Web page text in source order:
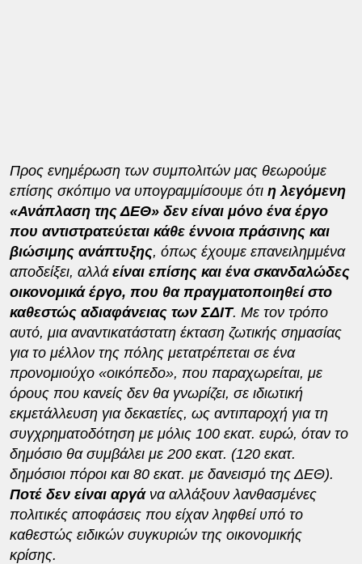
Προς ενημέρωση των συμπολιτών μας θεωρούμε
επίσης σκόπιμο να υπογραμμίσουμε ότι η λεγόμενη
«Ανάπλαση της ΔΕΘ» δεν είναι μόνο ένα έργο
που αντιστρατεύεται κάθε έννοια πράσινης και
βιώσιμης ανάπτυξης, όπως έχουμε επανειλημμένα
αποδείξει, αλλά είναι επίσης και ένα σκανδαλώδες
οικονομικά έργο, που θα πραγματοποιηθεί στο
καθεστώς αδιαφάνειας των ΣΔΙΤ. Με τον τρόπο
αυτό, μια αναντικατάστατη έκταση ζωτικής σημασίας
για το μέλλον της πόλης μετατρέπεται σε ένα
προνομιούχο «οικόπεδο», που παραχωρείται, με
όρους που κανείς δεν θα γνωρίζει, σε ιδιωτική
εκμετάλλευση για δεκαετίες, ως αντιπαροχή για τη
συγχρηματοδότηση με μόλις 100 εκατ. ευρώ, όταν το
δημόσιο θα συμβάλει με 200 εκατ. (120 εκατ.
δημόσιοι πόροι και 80 εκατ. με δανεισμό της ΔΕΘ).
Ποτέ δεν είναι αργά να αλλάξουν λανθασμένες
πολιτικές αποφάσεις που είχαν ληφθεί υπό το
καθεστώς ειδικών συγκυριών της οικονομικής
κρίσης.